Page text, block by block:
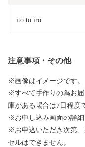
ito to iro
注意事項・その他
※画像はイメージです。
※すべて手作りの為お
庫がある場合は7日程度
※お申し込み画面の詳細
※お申込いただき次第
セルはできません。